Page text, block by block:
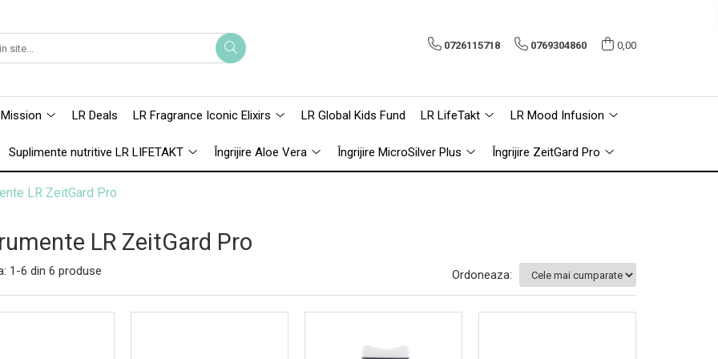
0726115718 0769304860 0,00
LR Deals LR Fragrance Iconic Elixirs LR Global Kids Fund LR LifeTakt LR Mood Infusion
Suplimente nutritive LR LIFETAKT Îngrijire Aloe Vera Îngrijire MicroSilver Plus Îngrijire ZeitGard Pro
LR ZeitGard Pro
LR ZeitGard Pro
1-6 din 6 produse Ordoneaza: